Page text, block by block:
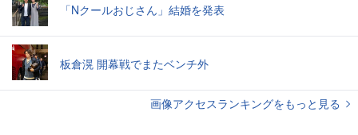
「Nクールおじさん」結婚を発表
板倉滉 開幕戦でまたベンチ外
画像アクセスランキングをもっと見る